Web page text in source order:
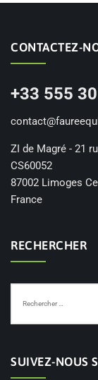
CONTACTEZ-
+33 555
ZI de Magré - 21
CS60052
87002 Limoges
France
RECHERCHER
SUIVEZ-NOUS